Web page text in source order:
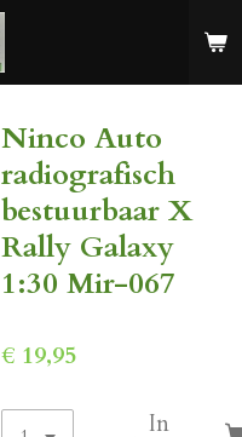
Ninco Auto
radiografisch
bestuurbaar X
Rally Galaxy
1:30 Mir-067
€ 19,95
In